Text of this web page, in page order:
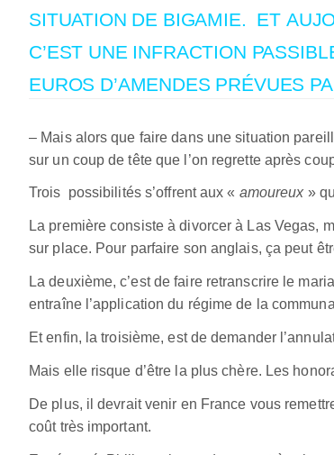
situation de bigamie. Et
C’est une infraction
Euros d’amendes prévues
– Mais alors que faire dans une situation
sur un coup de tête que l’on regrette après
Trois possibilités s’offrent aux « amoureux »
La première consiste à divorcer à Las Vegas,
sur place. Pour parfaire son anglais, ça peut
La deuxième, c’est de faire retranscrire le
entraîne l’application du régime de la
Et enfin, la troisième, est de demander
Mais elle risque d’être la plus chère. Les
De plus, il devrait venir en France vous
coût très important.